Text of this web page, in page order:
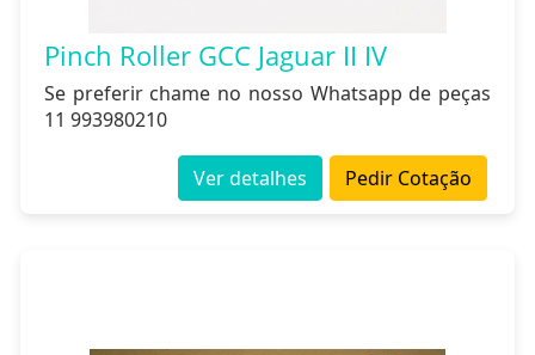
Pinch Roller GCC Jaguar II IV
Se preferir chame no nosso Whatsapp de peças
11 993980210
Pedir Cotação
Ver detalhes